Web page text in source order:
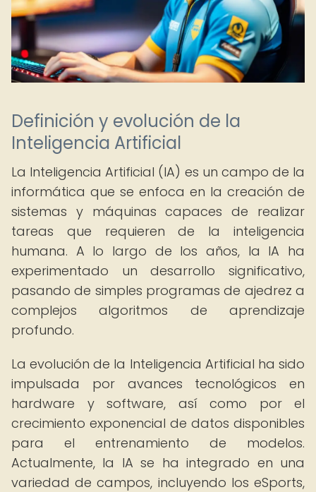
Definición y evolución de la
Inteligencia Artificial
La Inteligencia Artificial (IA) es un campo de la
informática que se enfoca en la creación de
sistemas y máquinas capaces de realizar
tareas que requieren de la inteligencia
humana. A lo largo de los años, la IA ha
experimentado un desarrollo significativo,
pasando de simples programas de ajedrez a
complejos algoritmos de aprendizaje
profundo.
La evolución de la Inteligencia Artificial ha sido
impulsada por avances tecnológicos en
hardware y software, así como por el
crecimiento exponencial de datos disponibles
para el entrenamiento de modelos.
Actualmente, la IA se ha integrado en una
variedad de campos, incluyendo los eSports,